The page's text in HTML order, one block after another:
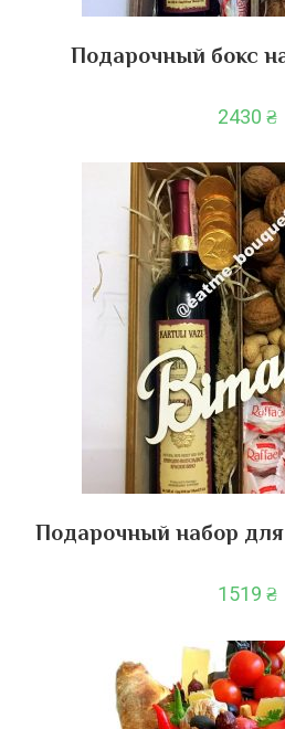
Подарочный бокс
2430 ₴
Подарочный набор
1519 ₴